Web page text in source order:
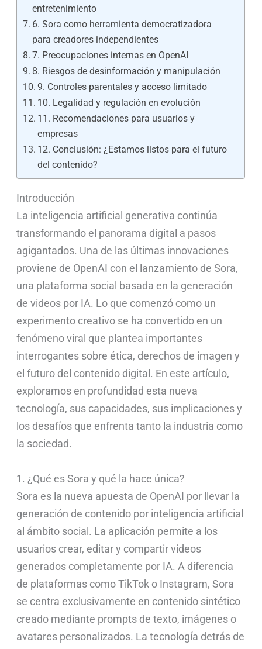
entretenimiento
6. Sora como herramienta democratizadora
para creadores independientes
7. Preocupaciones internas en OpenAI
8. Riesgos de desinformación y manipulación
9. Controles parentales y acceso limitado
10. Legalidad y regulación en evolución
11. Recomendaciones para usuarios y
empresas
12. Conclusión: ¿Estamos listos para el futuro
del contenido?
Introducción
La inteligencia artificial generativa continúa
transformando el panorama digital a pasos
agigantados. Una de las últimas innovaciones
proviene de OpenAI con el lanzamiento de Sora,
una plataforma social basada en la generación
de videos por IA. Lo que comenzó como un
experimento creativo se ha convertido en un
fenómeno viral que plantea importantes
interrogantes sobre ética, derechos de imagen y
el futuro del contenido digital. En este artículo,
exploramos en profundidad esta nueva
tecnología, sus capacidades, sus implicaciones y
los desafíos que enfrenta tanto la industria como
la sociedad.
1. ¿Qué es Sora y qué la hace única?
Sora es la nueva apuesta de OpenAI por llevar la
generación de contenido por inteligencia artificial
al ámbito social. La aplicación permite a los
usuarios crear, editar y compartir videos
generados completamente por IA. A diferencia
de plataformas como TikTok o Instagram, Sora
se centra exclusivamente en contenido sintético
creado mediante prompts de texto, imágenes o
avatares personalizados. La tecnología detrás de